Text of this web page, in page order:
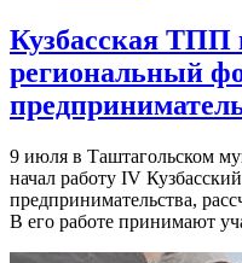
Кузбасская ТПП
региональный
9 июля в Таштагольском
начал работу IV
предпринимательства,
В его работе принимают